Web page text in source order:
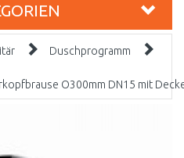
Duschprogramm
O300mm DN15 mit